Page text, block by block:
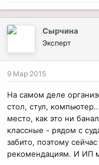
Сырчина
Эксперт
9 Мар 2015
На самом деле
стол, стул,
место, как это ни
классные - рядом с
забито, поэтому
рекомендациям. И ИП